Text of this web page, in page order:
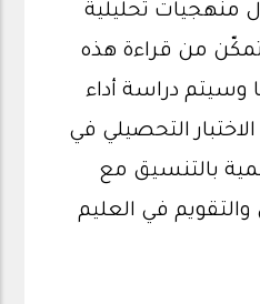
منهجيات تحليلية
من قراءة هذه
وسيتم دراسة أداء
التحصيلي في
بالتنسيق مع
في العليم